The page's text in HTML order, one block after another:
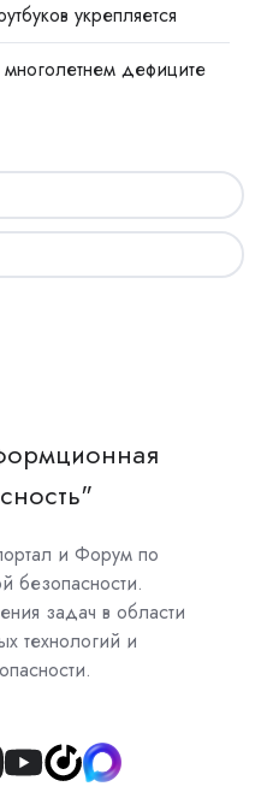
укрепляется
дефиците
и Форум по
безопасности.
задач в области
технологий и
Join